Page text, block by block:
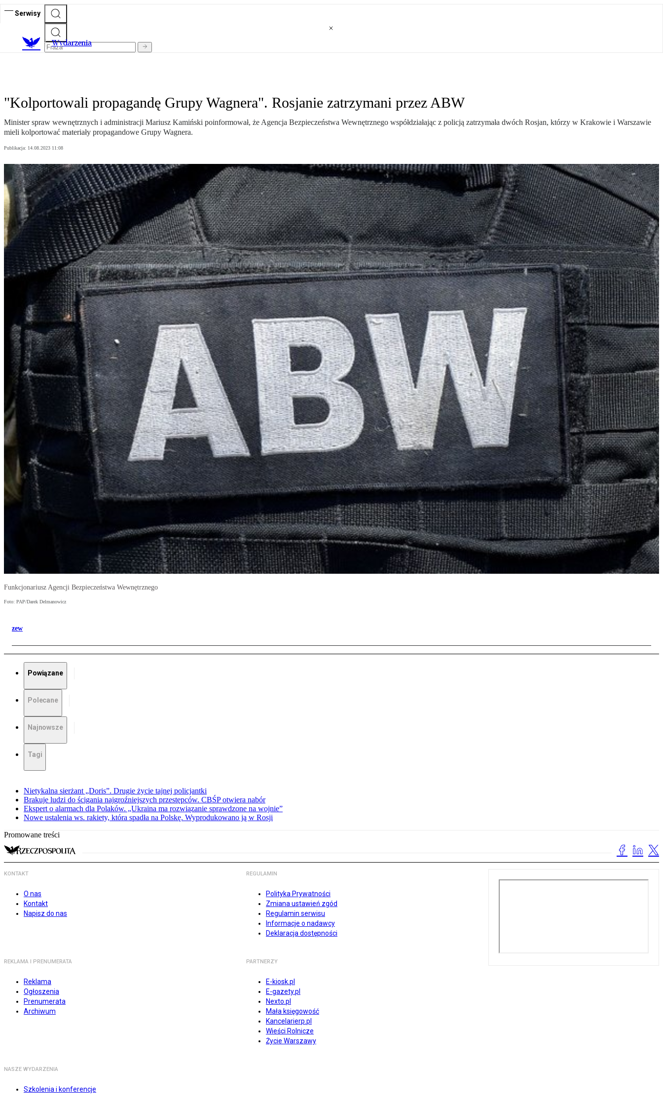
Serwisy
Wydarzenia
"Kolportowali propagandę Grupy Wagnera". Rosjanie zatrzymani przez ABW
Minister spraw wewnętrznych i administracji Mariusz Kamiński poinformował, że Agencja Bezpieczeństwa Wewnętrznego współdziałając z policją zatrzymała dwóch Rosjan, którzy w Krakowie i Warszawie
mieli kolportować materiały propagandowe Grupy Wagnera.
Publikacja: 14.08.2023 11:08
Funkcjonariusz Agencji Bezpieczeństwa Wewnętrznego
Foto: PAP/Darek Delmanowicz
zew
Powiązane
Polecane
Najnowsze
Tagi
Nietykalna sierżant „Doris”. Drugie życie tajnej policjantki
Brakuje ludzi do ścigania najgroźniejszych przestępców. CBŚP otwiera nabór
Ekspert o alarmach dla Polaków. „Ukraina ma rozwiązanie sprawdzone na wojnie”
Nowe ustalenia ws. rakiety, która spadła na Polskę. Wyprodukowano ją w Rosji
Promowane treści
KONTAKT
O nas
Kontakt
Napisz do nas
REGULAMIN
Polityka Prywatności
Zmiana ustawień zgód
Regulamin serwisu
Informacje o nadawcy
Deklaracja dostępności
REKLAMA I PRENUMERATA
Reklama
Ogłoszenia
Prenumerata
Archiwum
PARTNERZY
E-kiosk.pl
E-gazety.pl
Nexto.pl
Mała księgowość
Kancelarierp.pl
Wieści Rolnicze
Życie Warszawy
NASZE WYDARZENIA
Szkolenia i konferencje